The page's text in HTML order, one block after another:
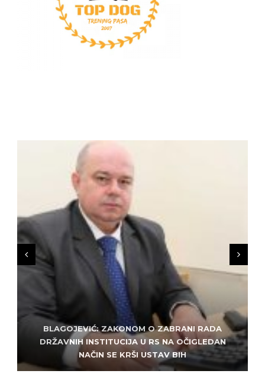
BLAGOJEVIĆ: ZAKONOM O ZABRANI RADA
DRŽAVNIH INSTITUCIJA U RS NA OČIGLEDAN
NAČIN SE KRŠI USTAV BIH
ZLATKO MILETIĆ: DODIK NEMA KUD OD
KRIMINALA, LJUDE IZ REPUBLIEK SRPSKE VUČE U
HAOS
SARAJEVO: ALEM MUDŽELET – ČOVJEK OD
POVJERENJA